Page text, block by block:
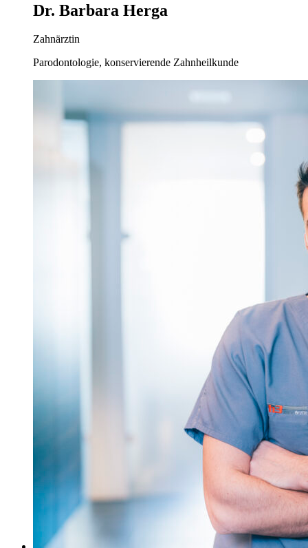
Dr. Barbara Herga
Zahnärztin
Parodontologie, konservierende Zahnheilkunde